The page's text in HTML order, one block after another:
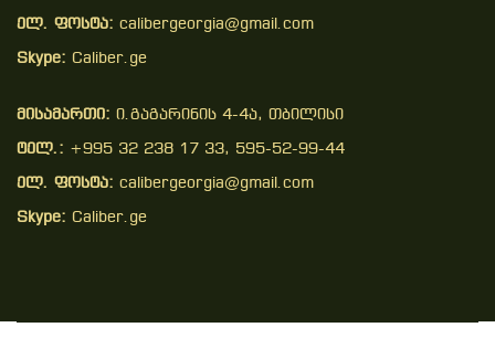
ელ. ფოსტა: calibergeorgia@gmail.com
Skype: Caliber.ge
მისამართი: ი.გაგარინის 4-4ა, თბილისი
ტელ.: +995 32 238 17 33, 595-52-99-44
ელ. ფოსტა: calibergeorgia@gmail.com
Skype: Caliber.ge